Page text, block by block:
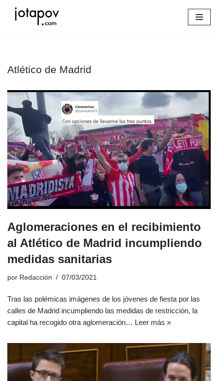
Atlético de Madrid
Aglomeraciones en el recibimiento
al Atlético de Madrid incumpliendo
medidas sanitarias
por Redacción 07/03/2021
Tras las polémicas imágenes de los jóvenes de fiesta por las
calles de Madrid incumpliendo las medidas de restricción, la
capital ha recogido otra aglomeración… Leer más »